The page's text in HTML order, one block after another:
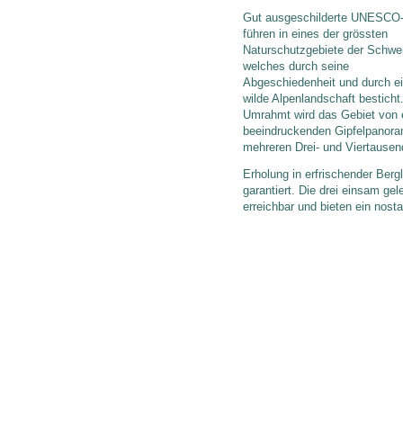
Gut ausgeschilderte
führen in eines der grössten
Naturschutzgebiete der
welches durch seine
Abgeschiedenheit und durch
wilde Alpenlandschaft besticht.
Umrahmt wird das Gebiet von
beeindruckenden
mehreren Drei- und
Erholung in erfrischender
garantiert. Die drei einsam
erreichbar und bieten ein